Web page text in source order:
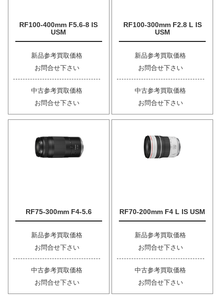
RF100-400mm F5.6-8 IS
USM
新品参考買取価格
お問合せ下さい
中古参考買取価格
お問合せ下さい
RF100-300mm F2.8 L IS
USM
新品参考買取価格
お問合せ下さい
中古参考買取価格
お問合せ下さい
RF75-300mm F4-5.6
新品参考買取価格
お問合せ下さい
中古参考買取価格
お問合せ下さい
RF70-200mm F4 L IS USM
新品参考買取価格
お問合せ下さい
中古参考買取価格
お問合せ下さい